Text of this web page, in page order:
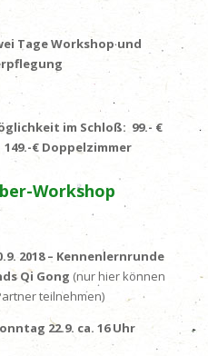
Tage Workshop und
im Schloß: 99.- €
€ Doppelzimmer
Workshop
2018 – Kennenlernrunde
Qi Gong (nur hier können
teilnehmen)
22.9. ca. 16 Uhr